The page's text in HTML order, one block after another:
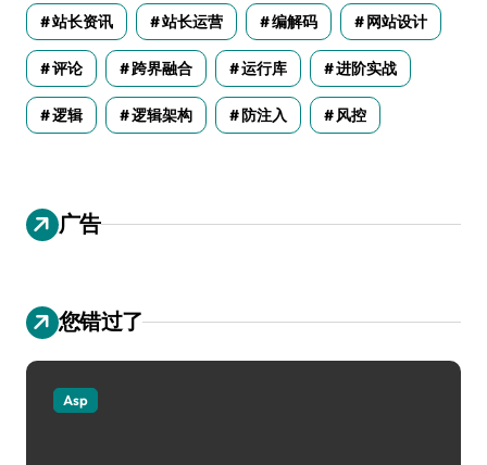
站长资讯 站长运营 编解码 网站设计
评论 跨界融合 运行库 进阶实战
逻辑 逻辑架构 防注入 风控
广告
您错过了
Asp